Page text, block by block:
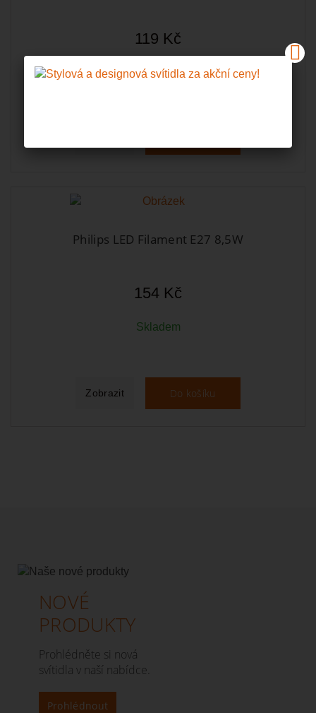
119 Kč
Skladem
Philips LED Filament E27 8,5W
154 Kč
Skladem
Zobrazit Do košíku
NOVÉ
PRODUKTY
Prohlédněte si nová
svítidla v naší nabídce.
Prohlédnout